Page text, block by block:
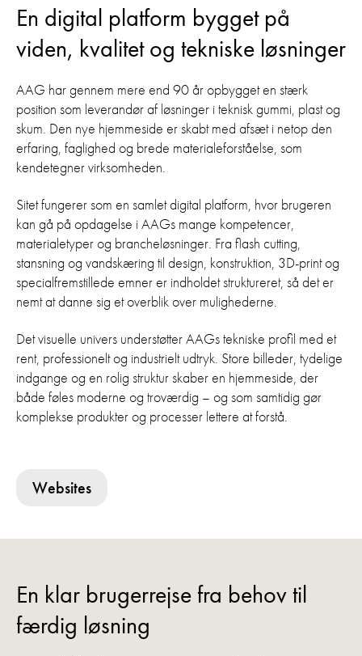
En digital platform bygget på
viden, kvalitet og tekniske løsninger
AAG har gennem mere end 90 år opbygget en stærk
position som leverandør af løsninger i teknisk gummi, plast og
skum. Den nye hjemmeside er skabt med afsæt i netop den
erfaring, faglighed og brede materialeforståelse, som
kendetegner virksomheden.
Sitet fungerer som en samlet digital platform, hvor brugeren
kan gå på opdagelse i AAGs mange kompetencer,
materialetyper og brancheløsninger. Fra flash cutting,
stansning og vandskæring til design, konstruktion, 3D-print og
specialfremstillede emner er indholdet struktureret, så det er
nemt at danne sig et overblik over mulighederne.
Det visuelle univers understøtter AAGs tekniske profil med et
rent, professionelt og industrielt udtryk. Store billeder, tydelige
indgange og en rolig struktur skaber en hjemmeside, der
både føles moderne og troværdig – og som samtidig gør
komplekse produkter og processer lettere at forstå.
Websites
En klar brugerrejse fra behov til
færdig løsning